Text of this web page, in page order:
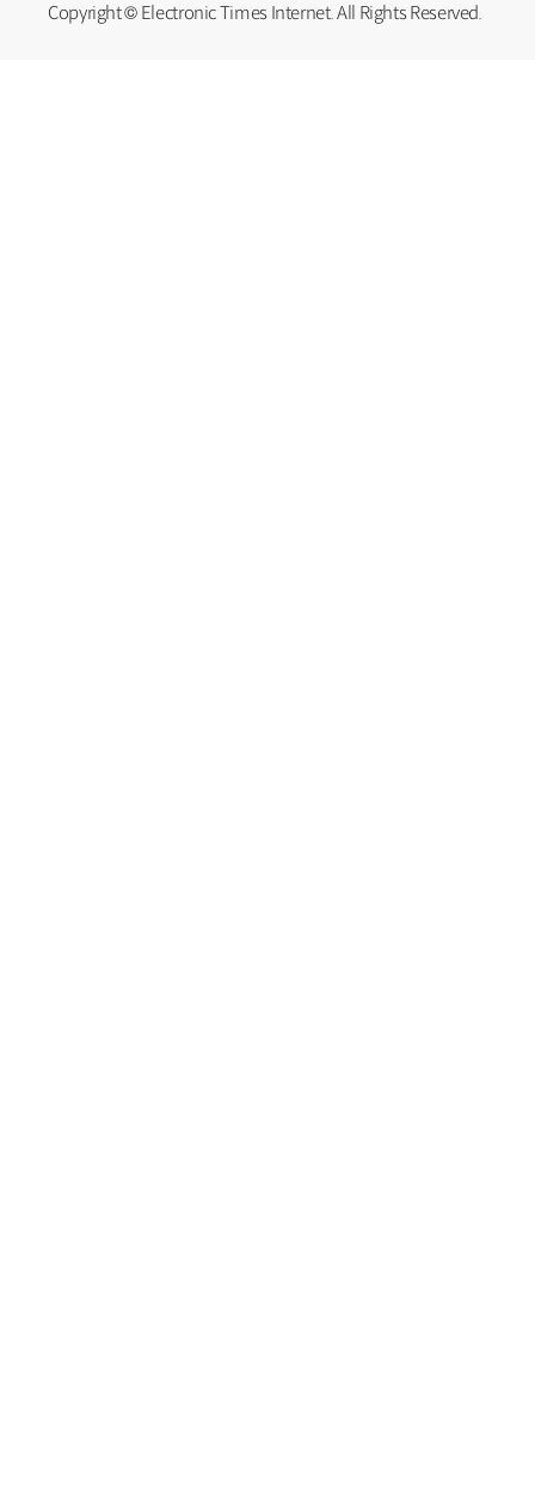
Copyright © Electronic Times Internet. All Rights Reserved.